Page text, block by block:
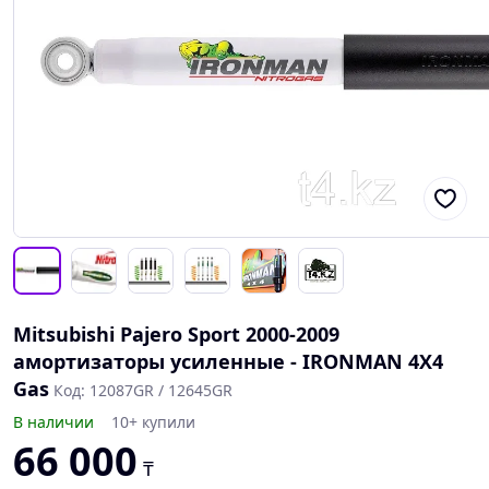
Mitsubishi Pajero Sport 2000-2009
амортизаторы усиленные - IRONMAN 4X4
Gas Код: 12087GR / 12645GR
В наличии
10+ купили
66 000 ₸